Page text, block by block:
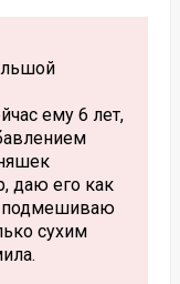
ему 6 лет,
даю его как
подмешиваю
сухим